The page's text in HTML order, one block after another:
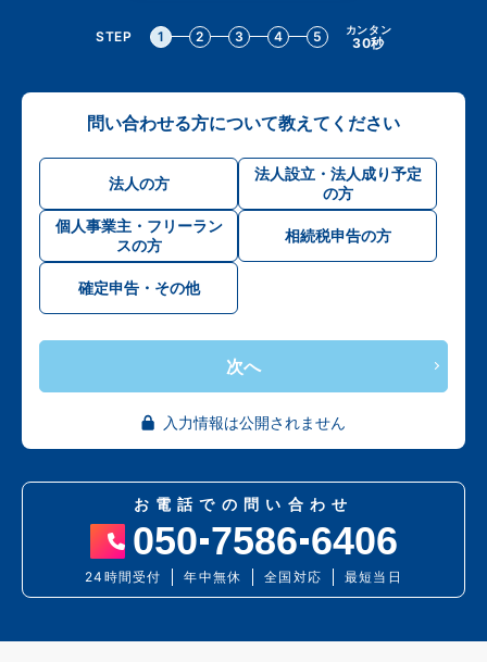
STEP 1 2 3 4 5 カンタン
30秒
問い合わせる方について教えてください
法人の方
法人設立・法人成り予定
の方
個人事業主・フリーラン
スの方
相続税申告の方
確定申告・その他
次へ
入力情報は公開されません
お電話での問い合わせ
050 7586 6406
24時間受付 年中無休 全国対応 最短当日